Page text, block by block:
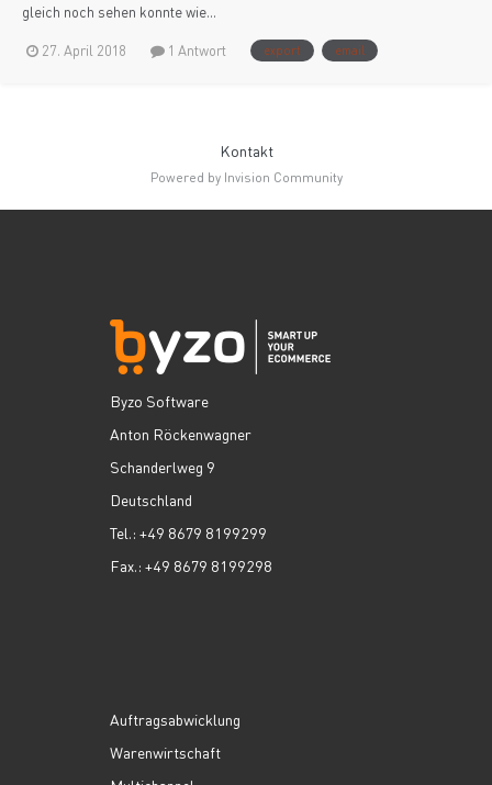
gleich noch sehen konnte wie...
27. April 2018 1 Antwort export email
Kontakt
Powered by Invision Community
Byzo Software
Anton Röckenwagner
Schanderlweg 9
Deutschland
Tel.: +49 8679 8199299
Fax.: +49 8679 8199298
Auftragsabwicklung
Warenwirtschaft